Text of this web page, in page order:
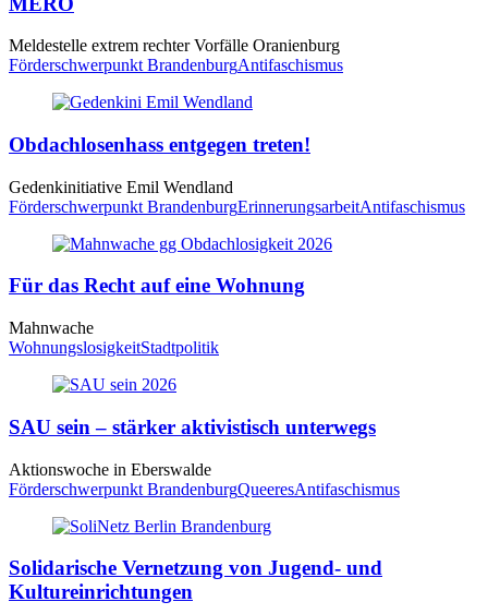
Meldestelle extrem rechter Vorfälle Oranienburg
Förderschwerpunkt BrandenburgAntifaschismus
Obdachlosenhass entgegen treten!
Gedenkinitiative Emil Wendland
Förderschwerpunkt BrandenburgErinnerungsarbeitAntifaschismus
Für das Recht auf eine Wohnung
Mahnwache
WohnungslosigkeitStadtpolitik
SAU sein – stärker aktivistisch unterwegs
Aktionswoche in Eberswalde
Förderschwerpunkt BrandenburgQueeresAntifaschismus
Solidarische Vernetzung von Jugend- und
Kultureinrichtungen